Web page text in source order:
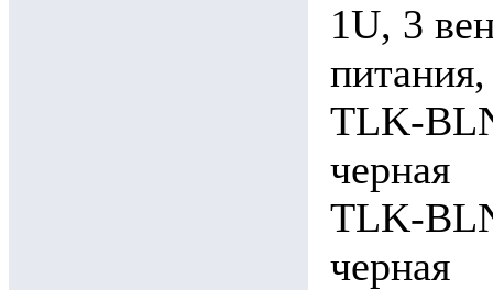
1U, 3
TLK-
черная
TLK-
черная